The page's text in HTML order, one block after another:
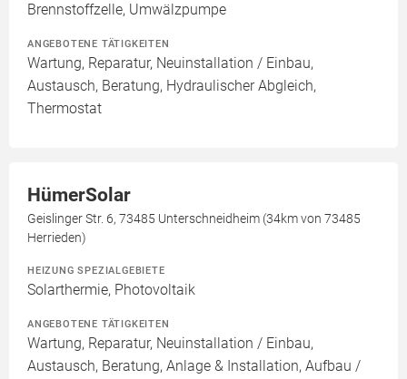
Brennstoffzelle, Umwälzpumpe
ANGEBOTENE TÄTIGKEITEN
Wartung, Reparatur, Neuinstallation / Einbau,
Austausch, Beratung, Hydraulischer Abgleich,
Thermostat
HümerSolar
Geislinger Str. 6, 73485 Unterschneidheim (34km von 73485
Herrieden)
HEIZUNG SPEZIALGEBIETE
Solarthermie, Photovoltaik
ANGEBOTENE TÄTIGKEITEN
Wartung, Reparatur, Neuinstallation / Einbau,
Austausch, Beratung, Anlage & Installation, Aufbau /